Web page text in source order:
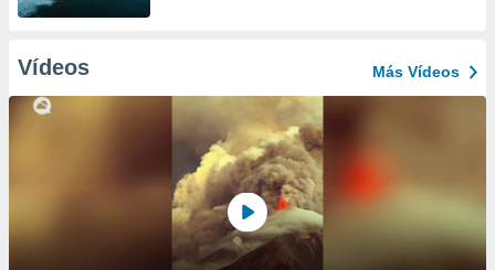
Vídeos Más Vídeos